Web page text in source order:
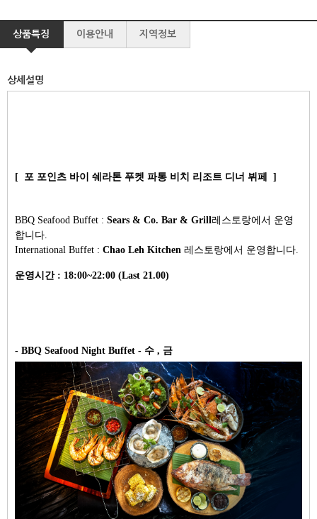
상품특징 이용안내 지역정보
상세설명
[ 포 포인츠 바이 쉐라톤 푸켓 파통 비치 리조트 디너 뷔페 ]
BBQ Seafood Buffet : Sears & Co. Bar & Grill 레스토랑에서 운영
합니다.
International Buffet : Chao Leh Kitchen 레스토랑에서 운영합니다.
운영시간 : 18:00~22:00 (Last 21.00)
- BBQ Seafood Night Buffet - 수 , 금